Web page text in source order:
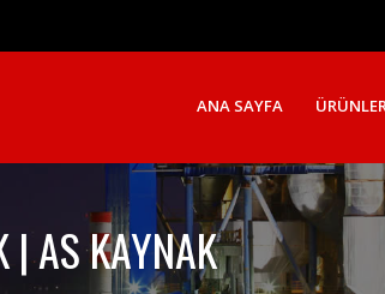
ANA SAYFA
| AS KAYNAK